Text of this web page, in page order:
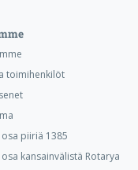
toimihenkilöt
piiriä 1385
kansainvälistä Rotarya